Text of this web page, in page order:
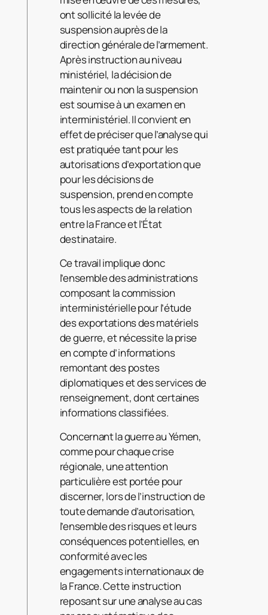
ont sollicité la levée de
suspension auprès de la
direction générale de l’armement.
Après instruction au niveau
ministériel, la décision de
maintenir ou non la suspension
est soumise à un examen en
interministériel. Il convient en
effet de préciser que l’analyse qui
est pratiquée tant pour les
autorisations d’exportation que
pour les décisions de
suspension, prend en compte
tous les aspects de la relation
entre la France et l’État
destinataire.
Ce travail implique donc
l’ensemble des administrations
composant la commission
interministérielle pour l’étude
des exportations des matériels
de guerre, et nécessite la prise
en compte d’informations
remontant des postes
diplomatiques et des services de
renseignement, dont certaines
informations classifiées.
Concernant la guerre au Yémen,
comme pour chaque crise
régionale, une attention
particulière est portée pour
discerner, lors de l’instruction de
toute demande d’autorisation,
l’ensemble des risques et leurs
conséquences potentielles, en
conformité avec les
engagements internationaux de
la France. Cette instruction
reposant sur une analyse au cas